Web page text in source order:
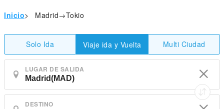
Inicio> Madrid→Tokio
Solo Ida Viaje ida y Vuelta Multi Ciudad
LUGAR DE SALIDA
DESTINO